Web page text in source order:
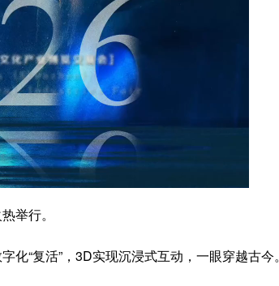
举行。
化“复活”，3D实现沉浸式互动，一眼穿越古今。